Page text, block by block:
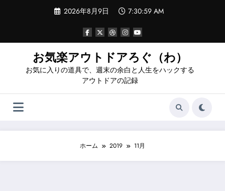
ツ
2026年8月9日 7:31:00 AM
お気楽アウトドアろぐ（わ）
お気に入りの道具で、週末の余白と人生をハックする
アウトドアの記録
ホーム 2019 11月